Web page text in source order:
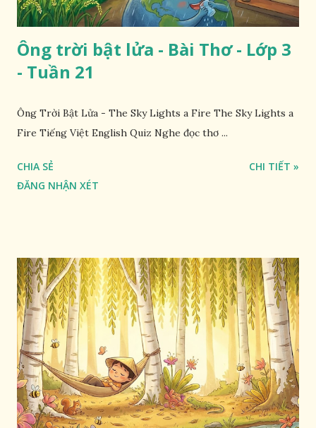
Ông trời bật lửa - Bài Thơ - Lớp 3
- Tuần 21
Ông Trời Bật Lửa - The Sky Lights a Fire The Sky Lights a
Fire Tiếng Việt English Quiz Nghe đọc thơ ...
CHIA SẺ
ĐĂNG NHẬN XÉT
CHI TIẾT »